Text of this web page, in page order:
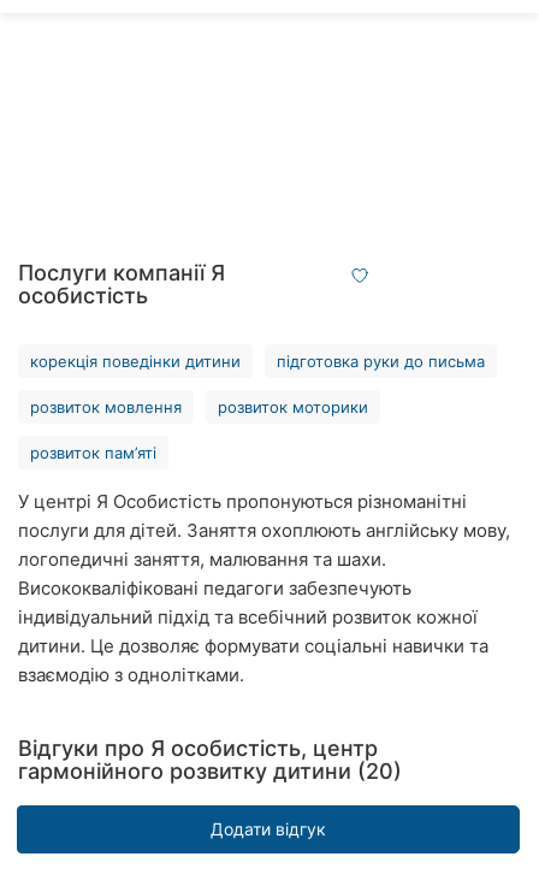
Рівне
Кропивницький
Київ
Запоріжжя
Дніпро
Львів
Кривий
Миколаїв
Херсон
Полтава
Послуги компанії Я
особистість
корекція поведінки дитини підготовка руки до письма
розвиток мовлення розвиток моторики
розвиток пам’яті
У центрі Я Особистість пропонуються різноманітні
послуги для дітей. Заняття охоплюють англійську мову,
логопедичні заняття, малювання та шахи.
Висококваліфіковані педагоги забезпечують
індивідуальний підхід та всебічний розвиток кожної
дитини. Це дозволяє формувати соціальні навички та
взаємодію з однолітками.
Відгуки про Я особистість, центр
гармонійного розвитку дитини (20)
Додати відгук